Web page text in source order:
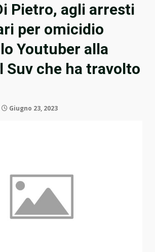
Pietro, agli arresti
per omicidio
Youtuber alla
Suv che ha travolto
Giugno 23, 2023